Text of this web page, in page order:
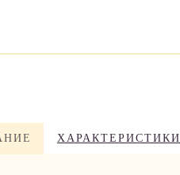
ХАРАКТЕРИСТИКИ